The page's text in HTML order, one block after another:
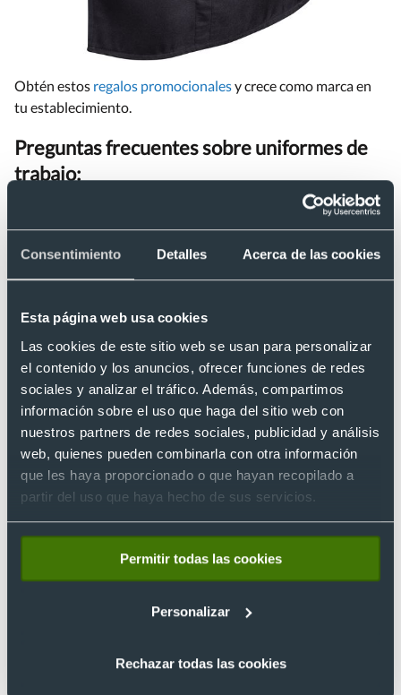
Consentimiento Detalles Acerca de las cookies
Esta página web usa cookies
Las cookies de este sitio web se usan para personalizar
el contenido y los anuncios, ofrecer funciones de redes
sociales y analizar el tráfico. Además, compartimos
información sobre el uso que haga del sitio web con
nuestros partners de redes sociales, publicidad y análisis
web, quienes pueden combinarla con otra información
que les haya proporcionado o que hayan recopilado a
partir del uso que haya hecho de sus servicios.
Permitir todas las cookies
Personalizar
Rechazar todas las cookies
Obtén estos regalos promocionalesy crece como marca en
tu establecimiento.
Preguntas frecuentes sobre uniformes de
trabajo:
¿Cuáles son las ventajas de llevar uniformes de
Además de ofrecer una imagen más profesional de los
que ofrecen comodidad al trabajador. Asimismo, algunos de
ellos, responden a cuestiones de seguridad laboral.
¿Por qué es importante llevar uniforme en el
trabajo?
Llevar uniforme en el trabajo no solo implica que mejora la
imagen de marca de los clientes, sino que mejora su
experiencia y, además, facilita que los trabajadores puedan
¿Qué tipos de uniformes y ropa de trabajo
existen?
Las opciones son, prácticamente, infinitas. Sin embargo, a la
adecuada deberás analizar las necesidades de tus